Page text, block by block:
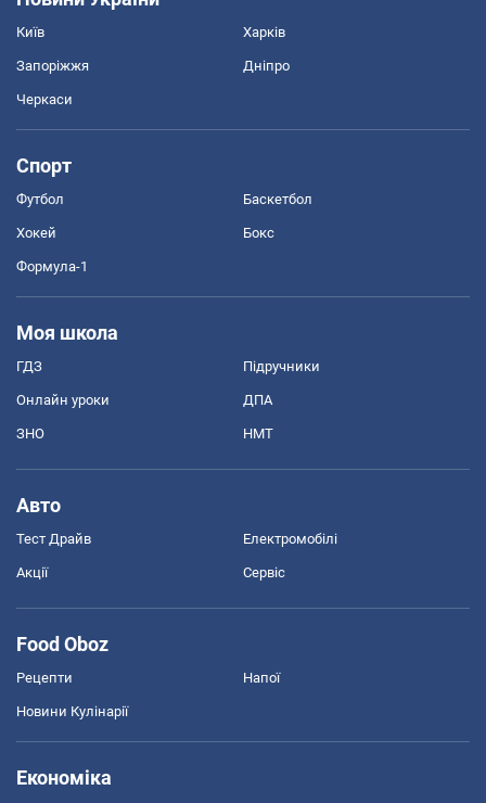
Київ Харків
Запоріжжя Дніпро
Черкаси
Спорт
Футбол Баскетбол
Хокей Бокс
Формула-1
Моя школа
ГДЗ Підручники
Онлайн уроки ДПА
ЗНО НМТ
Авто
Тест Драйв Електромобілі
Акції Сервіс
Food Oboz
Рецепти Напої
Новини Кулінарії
Економіка